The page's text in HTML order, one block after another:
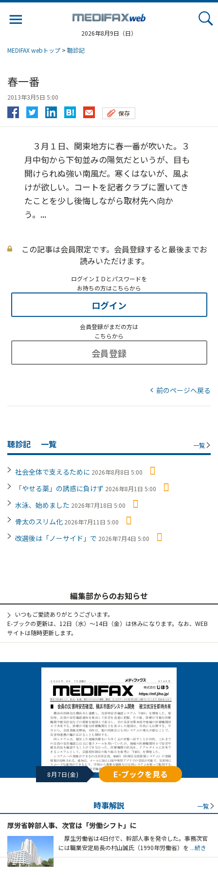
2026年8月9日（日）
MEDIFAX webトップ > 聴診記
春一番
2013年3月5日 5:00
保存
３月１日、関東地方に春一番が吹いた。３
月中旬から下旬並みの陽気だというが、目も
開けられぬ強い南風だ。寒くはないが、風よ
けが欲しい。コートを記者クラブに置いてき
たことを少し後悔しながら取材先へ向か
う。...
この記事は会員限定です。会員登録すると最後までお
読みいただけます。
ログインＩＤとパスワードを
お持ちの方はこちらから
ログイン
会員登録がまだの方は
こちらから
会員登録
前のページへ戻る
聴診記 一覧 一覧
社会全体で支えるために 2026年8月8日 5:00
「やせる薬」の誘惑に負けず 2026年8月1日 5:00
水泳、始めました 2026年7月18日 5:00
骨太のスリム化 2026年7月11日 5:00
改選後は「ノーサイド」で 2026年7月4日 5:00
編集部からのお知らせ
いつもご愛読ありがとうございます。
E-ブックの更新は、12日（水）～14日（金）は休みになります。なお、WEB
サイトは随時更新します。
8月7日(金) E-ブックを見る
時事解説 一覧
厚労省幹部人事、次官は「労働シフト」に
厚生労働省は4日付で、幹部人事を発令した。事務次官
には職業安定局長の村山誠氏（1990年労働省）を ...続き